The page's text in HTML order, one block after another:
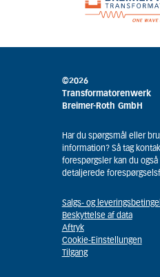
©2026
Transformatorenwerk
Breimer-Roth GmbH
Har du spørgsmål eller
information? Så tag
forespørgsler kan du også
detaljerede
Salgs- og
Beskyttelse af data
Aftryk
Cookie-Einstellungen
Tilgang